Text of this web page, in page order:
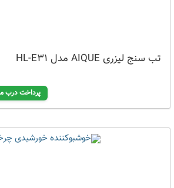
تب سنج لیزری AIQUE مدل HL-E31
پرداخت درب